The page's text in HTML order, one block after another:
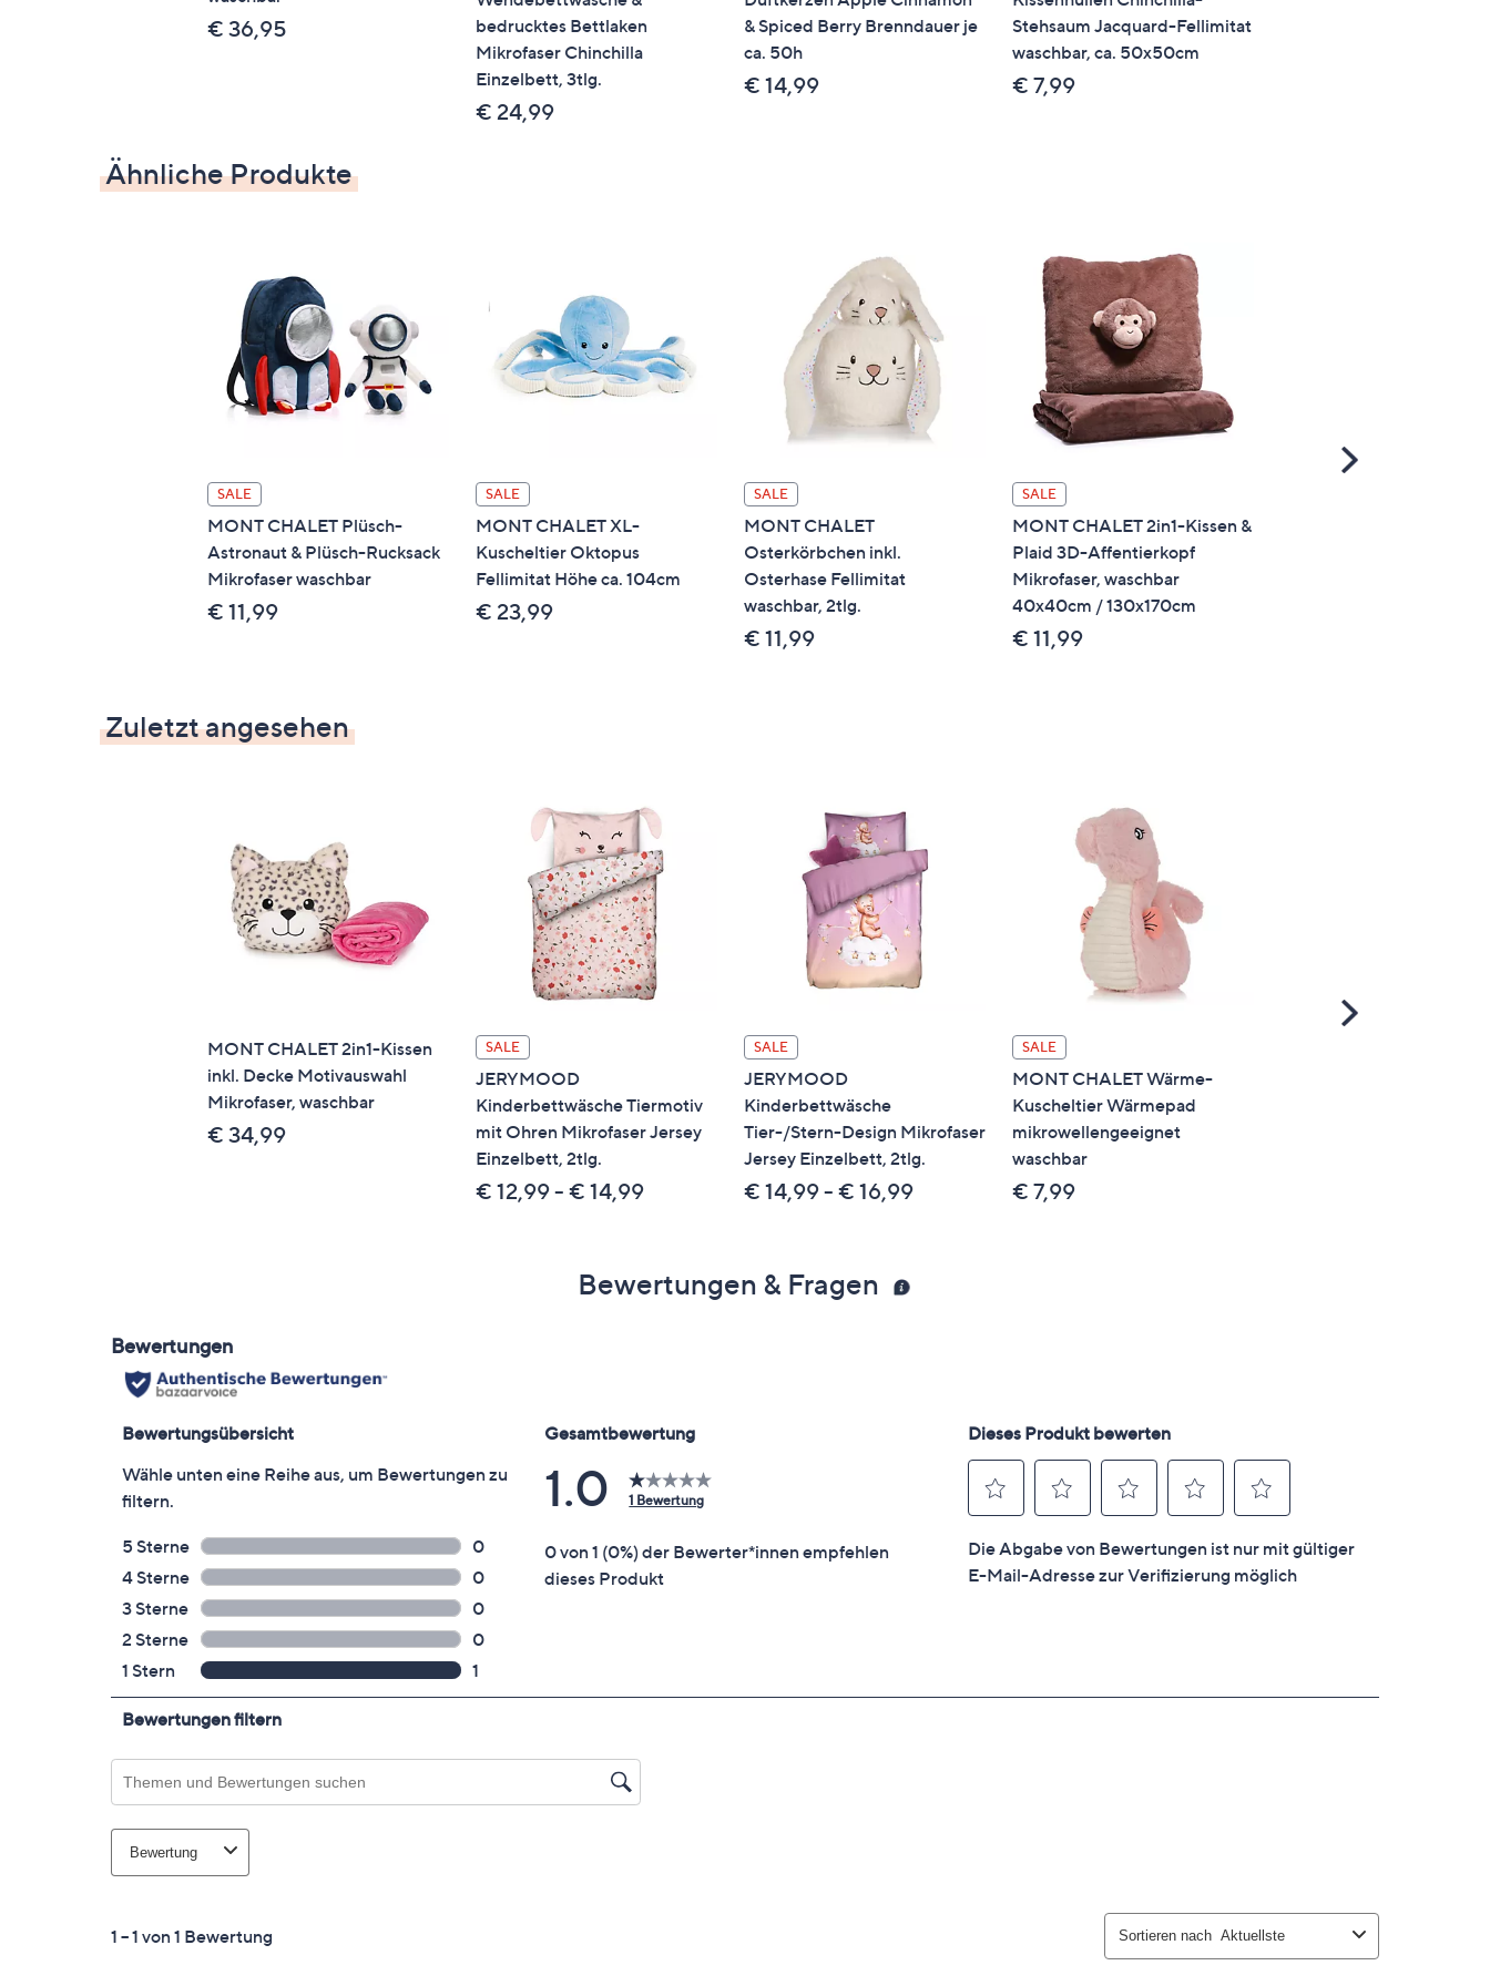
€ 36,95
bedrucktes Bettlaken
Mikrofaser Chinchilla
Einzelbett, 3tlg.
€ 24,99
& Spiced Berry Brenndauer je
ca. 50h
€ 14,99
Stehsaum Jacquard-Fellimitat
waschbar, ca. 50x50cm
€ 7,99
Ähnliche Produkte
SALE
MONT CHALET Plüsch-
Astronaut & Plüsch-Rucksack
Mikrofaser waschbar
€ 11,99
SALE
MONT CHALET XL-
Kuscheltier Oktopus
Fellimitat Höhe ca. 104cm
€ 23,99
SALE
MONT CHALET
Osterkörbchen inkl.
Osterhase Fellimitat
waschbar, 2tlg.
€ 11,99
SALE
MONT CHALET 2in1-Kissen &
Plaid 3D-Affentierkopf
Mikrofaser, waschbar
40x40cm / 130x170cm
€ 11,99
Scroll
Zuletzt angesehen
MONT CHALET 2in1-Kissen
inkl. Decke Motivauswahl
Mikrofaser, waschbar
€ 34,99
SALE
JERYMOOD
Kinderbettwäsche Tiermotiv
mit Ohren Mikrofaser Jersey
Einzelbett, 2tlg.
€ 12,99 - € 14,99
SALE
JERYMOOD
Kinderbettwäsche
Tier-/Stern-Design Mikrofaser
Jersey Einzelbett, 2tlg.
€ 14,99 - € 16,99
SALE
MONT CHALET Wärme-
Kuscheltier Wärmepad
mikrowellengeeignet
waschbar
€ 7,99
Scroll
Bewertungen & Fragen